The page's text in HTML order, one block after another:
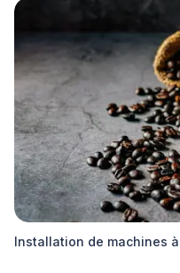
Installation de machines